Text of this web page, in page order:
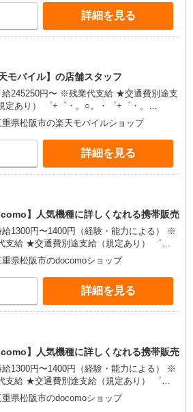
★月2回払い・週払い可能（規程
゜・。○。・゜+゜・。○。・゜+゜
詳細を見る
天モバイル】の店舗スタッフ
給245250円〜 ※残業代支給 ★交通費別途支
+゜・。○。・゜+゜・。
+゜ 入社祝い金10万円支給(規定有) お友達
頂くと, インセンティブ支給(規定有) ゜・。
+゜・。○。・゜+゜
重県松阪市の楽天モバイルショップ
詳細を見る
】人気機種に詳しくなれる携帯販売
給1300円〜1400円（経験・能力による） ※
支給 ★交通費別途支給（規定あり） ゜
。○。・゜+゜・。○。・゜+゜ 入社祝い金10
お友達を紹介頂くと, インセンテ
★月2回払い・週払い可能（規程
゜・。○。・゜+゜・。○。・゜+゜
重県松阪市のdocomoショップ
詳細を見る
】人気機種に詳しくなれる携帯販売
給1300円〜1400円（経験・能力による） ※
支給 ★交通費別途支給（規定あり） ゜
。○。・゜+゜・。○。・゜+゜ 入社祝い金10
お友達を紹介頂くと, インセンテ
重県松阪市のdocomoショップ